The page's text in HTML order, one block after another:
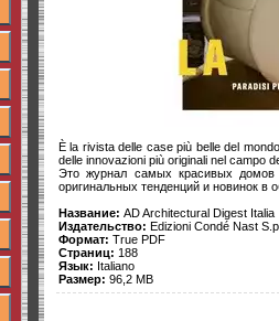
È la rivista delle case più belle del
delle innovazioni più originali nel campo
Это журнал самых красивых
оригинальных тенденций и новинок в
Название: AD Architectural Digest
Издательство: Edizioni Condé Nast
Формат: True PDF
Страниц: 188
Язык: Italiano
Размер: 96,2 MB